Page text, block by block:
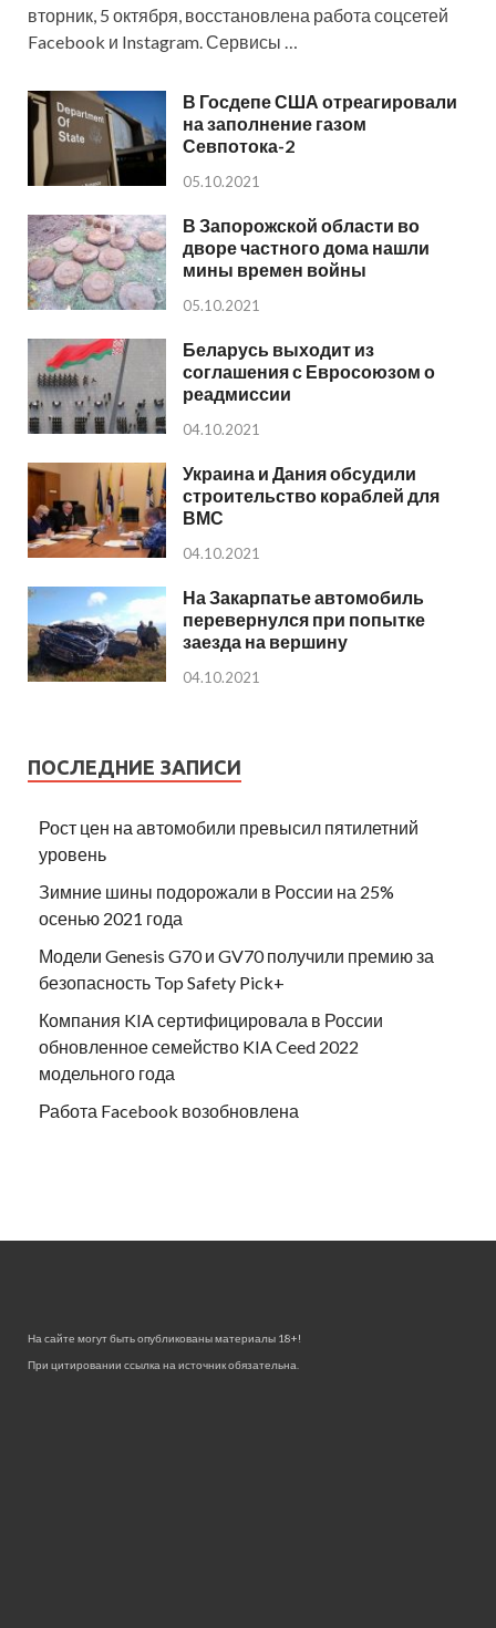
вторник, 5 октября, восстановлена работа соцсетей
Facebook и Instagram. Сервисы …
В Госдепе США отреагировали
на заполнение газом
Севпотока-2
05.10.2021
В Запорожской области во
дворе частного дома нашли
мины времен войны
05.10.2021
Беларусь выходит из
соглашения с Евросоюзом о
реадмиссии
04.10.2021
Украина и Дания обсудили
строительство кораблей для
ВМС
04.10.2021
На Закарпатье автомобиль
перевернулся при попытке
заезда на вершину
04.10.2021
ПОСЛЕДНИЕ ЗАПИСИ
Рост цен на автомобили превысил пятилетний
уровень
Зимние шины подорожали в России на 25%
осенью 2021 года
Модели Genesis G70 и GV70 получили премию за
безопасность Top Safety Pick+
Компания KIA сертифицировала в России
обновленное семейство KIA Ceed 2022
модельного года
Работа Facebook возобновлена
На сайте могут быть опубликованы материалы 18+!
При цитировании ссылка на источник обязательна.